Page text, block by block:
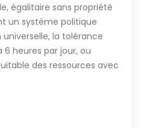
égalitaire sans propriété
un système politique
la tolérance
6 heures par jour, ou
des ressources avec